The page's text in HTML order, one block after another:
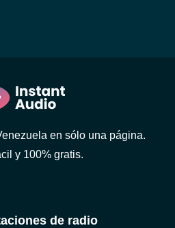
en sólo una página.
y 100% gratis.
de radio